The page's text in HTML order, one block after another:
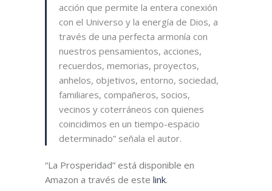
acción que permite la entera conexión
con el Universo y la energía de Dios, a
través de una perfecta armonía con
nuestros pensamientos, acciones,
recuerdos, memorias, proyectos,
anhelos, objetivos, entorno, sociedad,
familiares, compañeros, socios,
vecinos y coterráneos con quienes
coincidimos en un tiempo-espacio
determinado” señala el autor.
“La Prosperidad” está disponible en
Amazon a través de este link.